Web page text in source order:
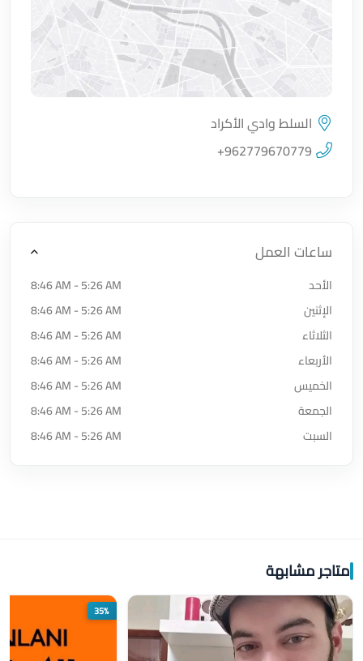
اضغط لتحميل الموقع
السلط وادي الأكراد
+962779670779
ساعات العمل
الأحد
8:46 AM - 5:26 AM
الإثنين
8:46 AM - 5:26 AM
الثلاثاء
8:46 AM - 5:26 AM
الأربعاء
8:46 AM - 5:26 AM
الخميس
8:46 AM - 5:26 AM
الجمعة
8:46 AM - 5:26 AM
السبت
8:46 AM - 5:26 AM
متاجر مشابهة
35%